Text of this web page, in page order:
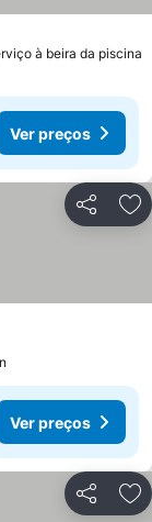
à beira da piscina
Ver preços
Partilhar
Ver preços
Partilhar